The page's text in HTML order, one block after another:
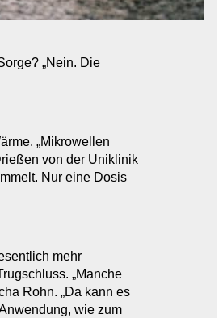
„Nein. Die
. „Mikrowellen
von der Uniklinik
Nur eine Dosis
mehr
„Manche
Rohn. „Da kann es
wie zum